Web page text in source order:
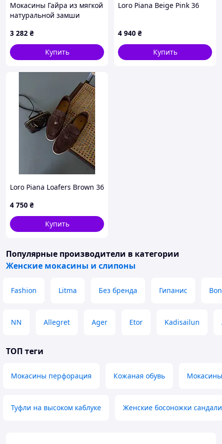
Мокасины Гайра из мягкой
натуральной замши
3 282 ₴
Купить
Loro Piana Beige Pink 36
4 940 ₴
Купить
Loro Piana Loafers Brown 36
4 750 ₴
Купить
Популярные производители в категории
Женские мокасины и слипоны
Fashion Litma Без бренда Гипанис
NN Allegret Ager Etor Kadisailun
ТОП теги
Мокасины перфорация Кожаная обувь
Туфли на высоком каблуке Женские босоножки